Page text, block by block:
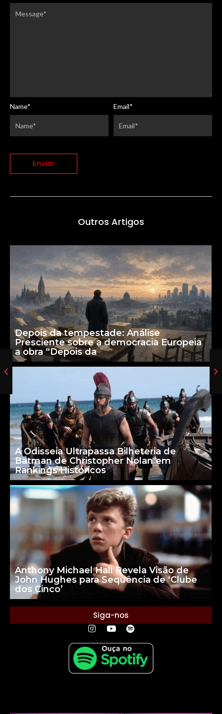
Name* Email*
Outros Artigos
Depois da tempestade: Análise
Presciente sobre a democracia Europeia
a obra “Depois da
A Odisseia Ultrapassa Bilheteria de
Batman de Christopher Nolan em
Rankings Históricos
Anthony Michael Hall Revela Visão de
John Hughes para Sequência de ‘Clube
dos Cinco’
Siga-nos